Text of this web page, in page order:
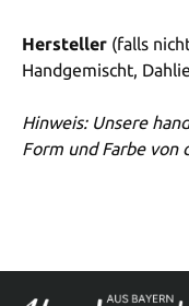
Hersteller (falls
Handgemischt,
Hinweis: Unsere
Form und Farbe von